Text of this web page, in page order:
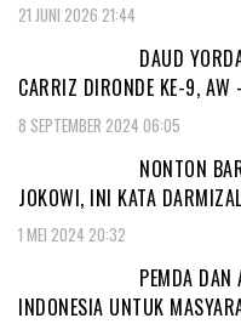
21 JUNI 2026 21:44
DAUD
CARRIZ DIRONDE KE-9,
8 SEPTEMBER 2024 06:05
NONTON
JOKOWI, INI KATA DARMIZAL
1 MEI 2024 20:32
PEMDA DAN
INDONESIA UNTUK